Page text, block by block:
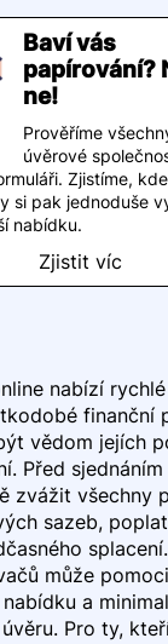
Baví vás
papírování?
ne!
Prověříme
úvěrové
Zjistíme,
si pak jednoduše
nabídku.
Zjistit víc
nabízí
finanční
vědom jejích
Před
zvážit všechny
sazeb,
může
a
Pro ty,